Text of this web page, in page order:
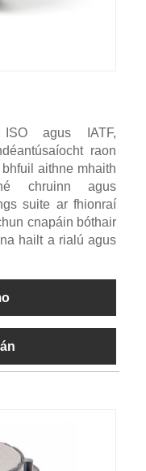
ISO agus IATF,
raon
aithne mhaith
chruinn agus
suite ar fhionraí
cnapáin bóthair
hailt a rialú agus